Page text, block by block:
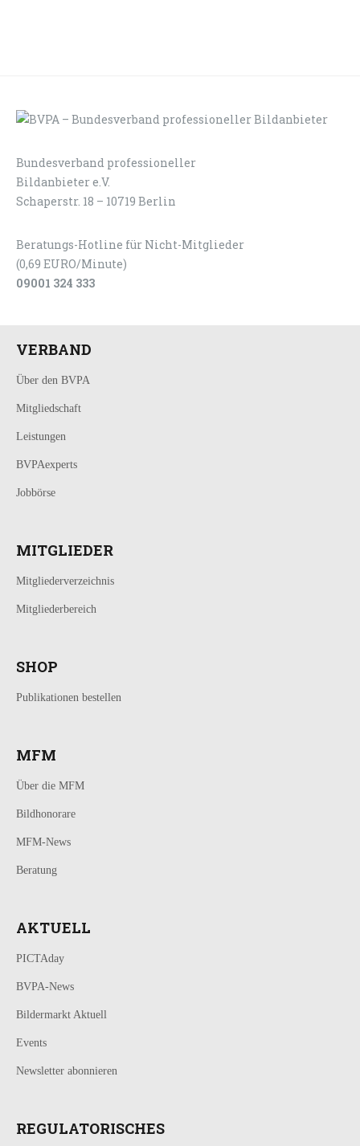
Bundesverband professioneller
Bildanbieter e.V.
Schaperstr. 18 – 10719 Berlin
Beratungs-Hotline für Nicht-Mitglieder
(0,69 EURO/Minute)
09001 324 333
VERBAND
Über den BVPA
Mitgliedschaft
Leistungen
BVPAexperts
Jobbörse
MITGLIEDER
Mitgliederverzeichnis
Mitgliederbereich
SHOP
Publikationen bestellen
MFM
Über die MFM
Bildhonorare
MFM-News
Beratung
AKTUELL
PICTAday
BVPA-News
Bildermarkt Aktuell
Events
Newsletter abonnieren
REGULATORISCHES